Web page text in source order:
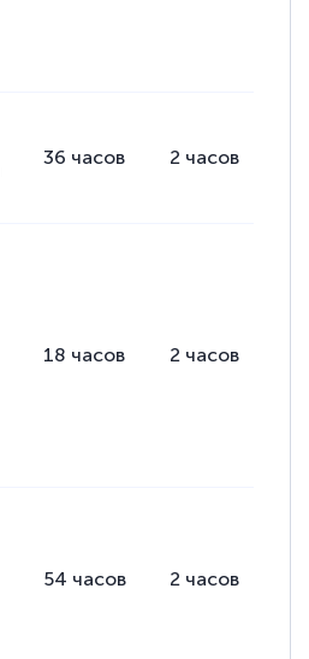
36 часов 2 часов
18 часов 2 часов
54 часов 2 часов